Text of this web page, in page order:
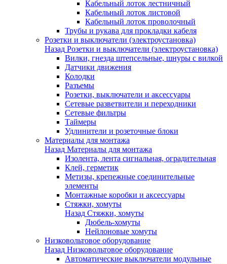
Кабельный лоток лестничный
Кабельный лоток листовой
Кабельный лоток проволочный
Трубы и рукава для прокладки кабеля
Розетки и выключатели (электроустановка)
Назад Розетки и выключатели (электроустановка)
Вилки, гнезда штепсельные, шнуры с вилкой
Датчики движения
Колодки
Разъемы
Розетки, выключатели и аксессуары
Сетевые разветвители и переходники
Сетевые фильтры
Таймеры
Удлинители и розеточные блоки
Материалы для монтажа
Назад Материалы для монтажа
Изолента, лента сигнальная, оградительная
Клей, герметик
Метизы, крепежные соединительные
элементы
Монтажные коробки и аксессуары
Стяжки, хомуты
Назад Стяжки, хомуты
Дюбель-хомуты
Нейлоновые хомуты
Низковольтовое оборудование
Назад Низковольтовое оборудование
Автоматические выключатели модульные